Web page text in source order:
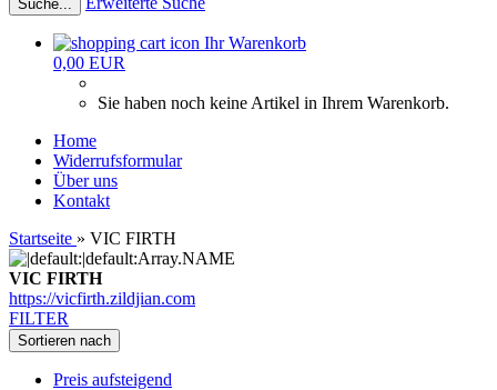
Suche...
Ihr Warenkorb
0,00 EUR
Sie haben noch keine Artikel in Ihrem Warenkorb.
Home
Widerrufsformular
Über uns
Kontakt
Startseite » VIC FIRTH
VIC FIRTH
https://vicfirth.zildjian.com
FILTER
Sortieren nach
Preis aufsteigend